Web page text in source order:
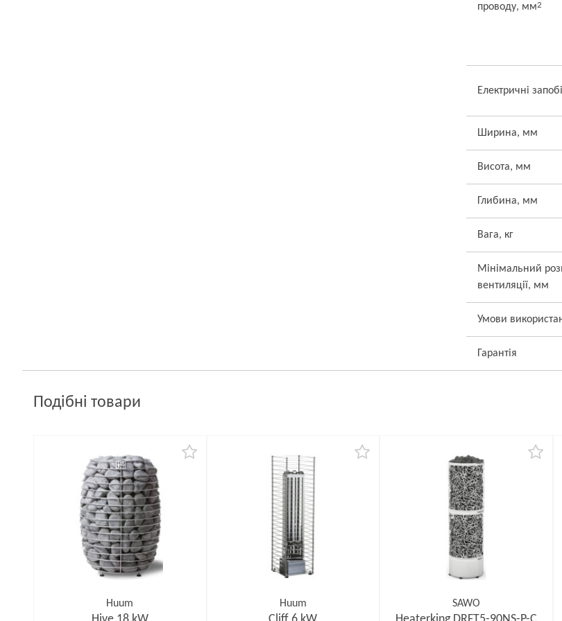
проводу, мм2
Електричні
Ширина, мм
Висота, мм
Глибина, мм
Вага, кг
Мінімальний
вентиляції, мм
Умови
Гарантія
Подібні товари
Huum Huum SAWO